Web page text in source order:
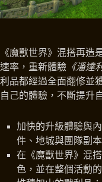
《魔獸世界》混搭再造
速率，重新體驗 《潘達
利品都經過全面翻修並
自己的體驗，不斷提升
加快的升級體驗與
件、地城與團隊副本
在《魔獸世界》混
色，並在整個活動